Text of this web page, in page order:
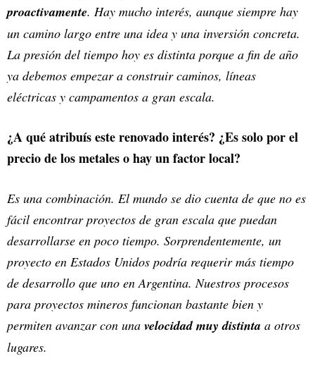
proactivamente. Hay mucho interés, aunque siempre hay
un camino largo entre una idea y una inversión concreta.
La presión del tiempo hoy es distinta porque a fin de año
ya debemos empezar a construir caminos, líneas
eléctricas y campamentos a gran escala.
¿A qué atribuís este renovado interés? ¿Es solo por el
precio de los metales o hay un factor local?
Es una combinación. El mundo se dio cuenta de que no es
fácil encontrar proyectos de gran escala que puedan
desarrollarse en poco tiempo. Sorprendentemente, un
proyecto en Estados Unidos podría requerir más tiempo
de desarrollo que uno en Argentina. Nuestros procesos
para proyectos mineros funcionan bastante bien y
permiten avanzar con una velocidad muy distinta a otros
lugares.